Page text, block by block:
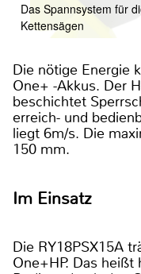
Das Spannsystem für die
Kettensägen
Die nötige Energie
One+ -Akkus. Der
beschichtet
erreich- und
liegt 6m/s. Die
150 mm.
Im Einsatz
Die RY18PSX15A
One+HP. Das